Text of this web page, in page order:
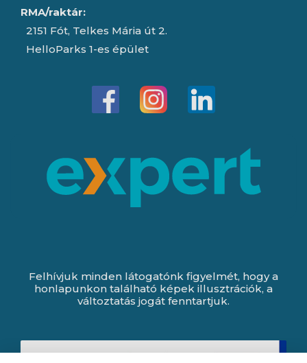
RMA/raktár:
2151 Fót, Telkes Mária út 2.
HelloParks 1-es épület
Felhívjuk minden látogatónk figyelmét, hogy a
honlapunkon található képek illusztrációk, a
változtatás jogát fenntartjuk.